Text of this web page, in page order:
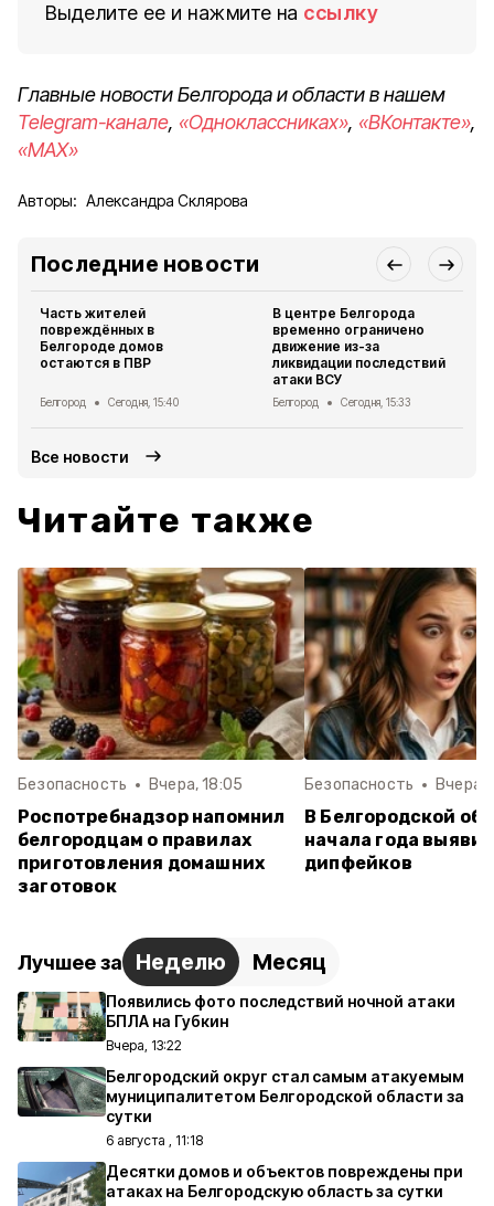
Выделите ее и нажмите на ссылку
Главные новости Белгорода и области в нашем
Telegram-канале, «Одноклассниках», «ВКонтакте»,
«MAX»
Авторы: Александра Склярова
Последние новости
Часть жителей
повреждённых в
Белгороде домов
остаются в ПВР
Белгород Сегодня, 15:40
В центре Белгорода
временно ограничено
движение из-за
ликвидации последствий
атаки ВСУ
Белгород Сегодня, 15:33
Все новости
Читайте также
Безопасность Вчера, 18:05
Роспотребнадзор напомнил
белгородцам о правилах
приготовления домашних
заготовок
Безопасность Вчера,
В Белгородской
начала года
дипфейков
Лучшее за Неделю Месяц
Появились фото последствий ночной атаки
БПЛА на Губкин
Вчера, 13:22
Белгородский округ стал самым атакуемым
муниципалитетом Белгородской области за
сутки
6 августа , 11:18
Десятки домов и объектов повреждены при
атаках на Белгородскую область за сутки